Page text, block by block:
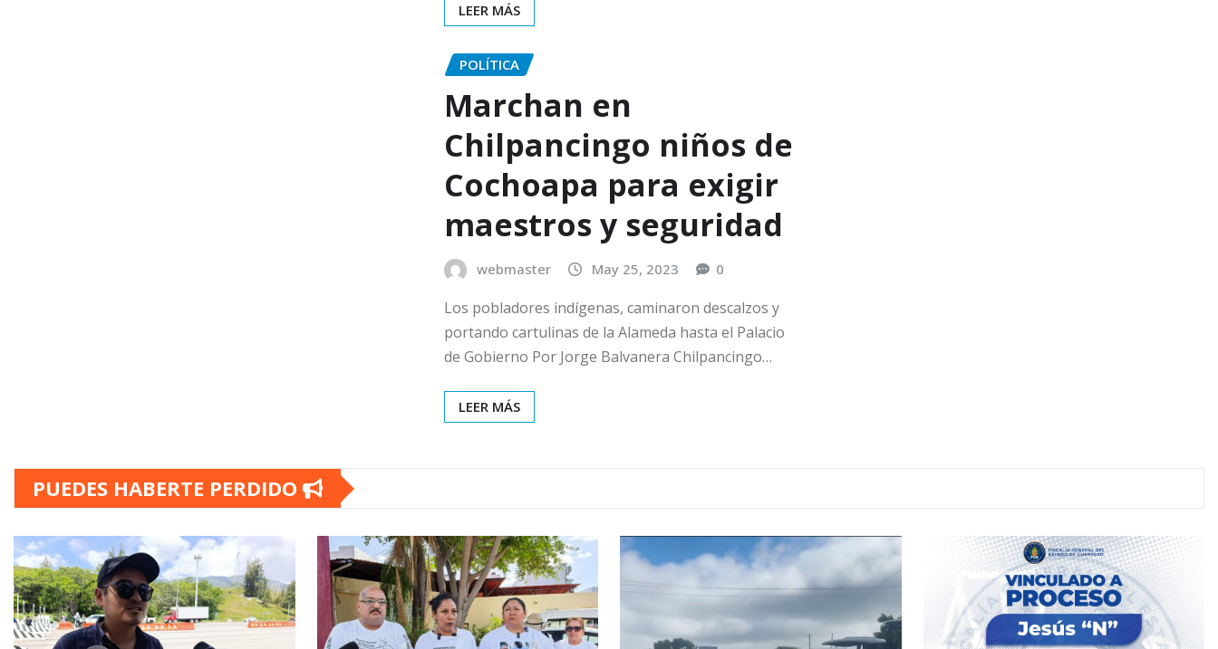
LEER MÁS
POLÍTICA
Marchan en
Chilpancingo niños de
Cochoapa para exigir
maestros y seguridad
webmaster May 25, 2023 0
Los pobladores indígenas, caminaron descalzos y
portando cartulinas de la Alameda hasta el Palacio
de Gobierno Por Jorge Balvanera Chilpancingo…
LEER MÁS
PUEDES HABERTE PERDIDO